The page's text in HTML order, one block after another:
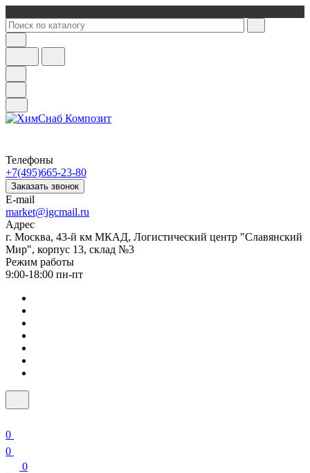
Телефоны
+7(495)665-23-80
Заказать звонок
E-mail
market@igcmail.ru
Адрес
г. Москва, 43-й км МКАД, Логистический центр "Славянский
Мир", корпус 13, склад №3
Режим работы
9:00-18:00 пн-пт
0
0
0